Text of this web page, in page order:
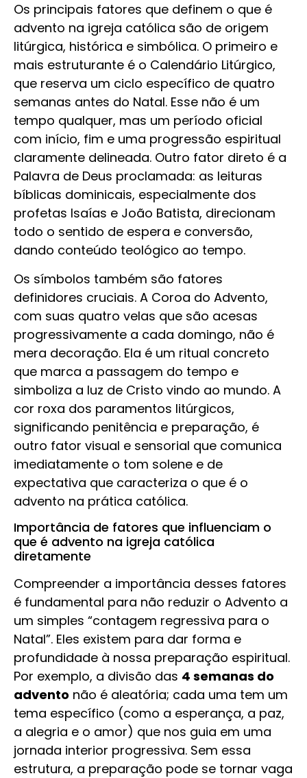
Os principais fatores que definem o que é
advento na igreja católica são de origem
litúrgica, histórica e simbólica. O primeiro e
mais estruturante é o Calendário Litúrgico,
que reserva um ciclo específico de quatro
semanas antes do Natal. Esse não é um
tempo qualquer, mas um período oficial
com início, fim e uma progressão espiritual
claramente delineada. Outro fator direto é a
Palavra de Deus proclamada: as leituras
bíblicas dominicais, especialmente dos
profetas Isaías e João Batista, direcionam
todo o sentido de espera e conversão,
dando conteúdo teológico ao tempo.
Os símbolos também são fatores
definidores cruciais. A Coroa do Advento,
com suas quatro velas que são acesas
progressivamente a cada domingo, não é
mera decoração. Ela é um ritual concreto
que marca a passagem do tempo e
simboliza a luz de Cristo vindo ao mundo. A
cor roxa dos paramentos litúrgicos,
significando penitência e preparação, é
outro fator visual e sensorial que comunica
imediatamente o tom solene e de
expectativa que caracteriza o que é o
advento na prática católica.
Importância de fatores que influenciam o
que é advento na igreja católica
diretamente
Compreender a importância desses fatores
é fundamental para não reduzir o Advento a
um simples “contagem regressiva para o
Natal”. Eles existem para dar forma e
profundidade à nossa preparação espiritual.
Por exemplo, a divisão das 4 semanas do
advento não é aleatória; cada uma tem um
tema específico (como a esperança, a paz,
a alegria e o amor) que nos guia em uma
jornada interior progressiva. Sem essa
estrutura, a preparação pode se tornar vaga